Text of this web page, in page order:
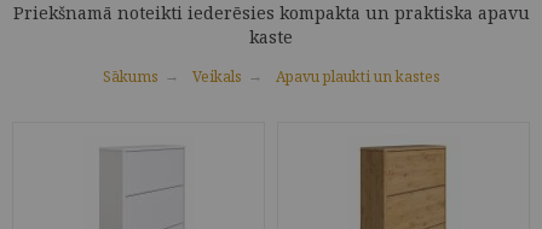
Priekšnamā noteikti iederēsies kompakta un praktiska apavu
kaste
Sākums Veikals Apavu plaukti un kastes